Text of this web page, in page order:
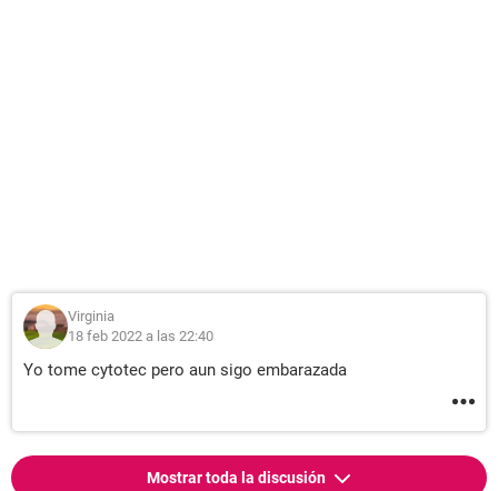
Virginia
18 feb 2022 a las 22:40
Yo tome cytotec pero aun sigo embarazada
Mostrar toda la discusión